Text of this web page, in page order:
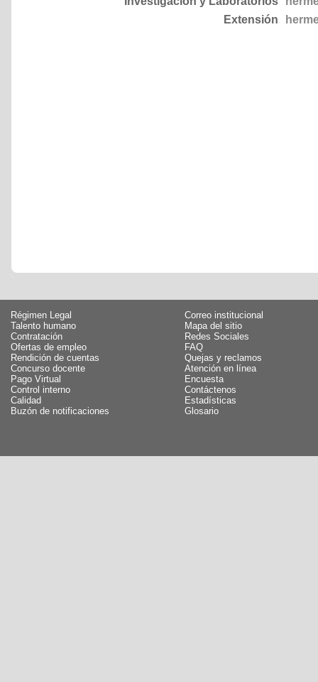
Extensión
Régimen Legal
Talento humano
Contratación
Ofertas de empleo
Rendición de cuentas
Concurso docente
Pago Virtual
Control interno
Calidad
Buzón de notificaciones
Correo institucional
Mapa del sitio
Redes Sociales
FAQ
Quejas y reclamos
Atención en línea
Encuesta
Contáctenos
Estadísticas
Glosario